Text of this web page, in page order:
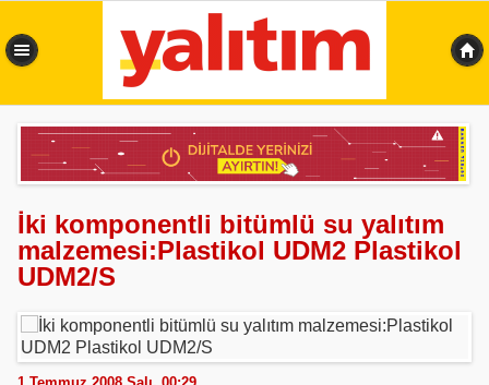
İki komponentli bitümlü su yalıtım
malzemesi:Plastikol UDM2 Plastikol
UDM2/S
0,359 sn